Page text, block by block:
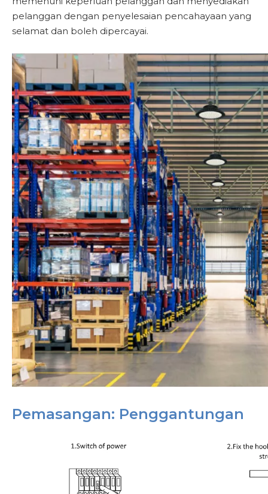
pelanggan dengan penyelesaian pencahayaan yang
selamat dan boleh dipercayai.
Pemasangan: Penggantungan